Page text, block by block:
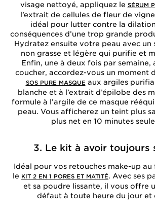
visage nettoyé, appliquez le SÉRUM
l’extrait de cellules de fleur de
idéal pour lutter contre la
conséquences d’une trop grande
Hydratez ensuite votre peau avec un
non grasse et légère qui purifie et
Enfin, une à deux fois par semaine,
coucher, accordez-vous un moment
SOS PURE MASQUE aux argiles
blanche et à l’extrait d’épilobe des
formule à l’argile de ce masque
peau. Vous afficherez un teint plus
plus net en 10 minutes
3. Le kit à avoir toujours
Idéal pour vos retouches make-up au
le KIT 2 EN 1 PORES ET MATITÉ. Avec ses
et sa poudre lissante, il vous offre
défaut à toute heure du jour et